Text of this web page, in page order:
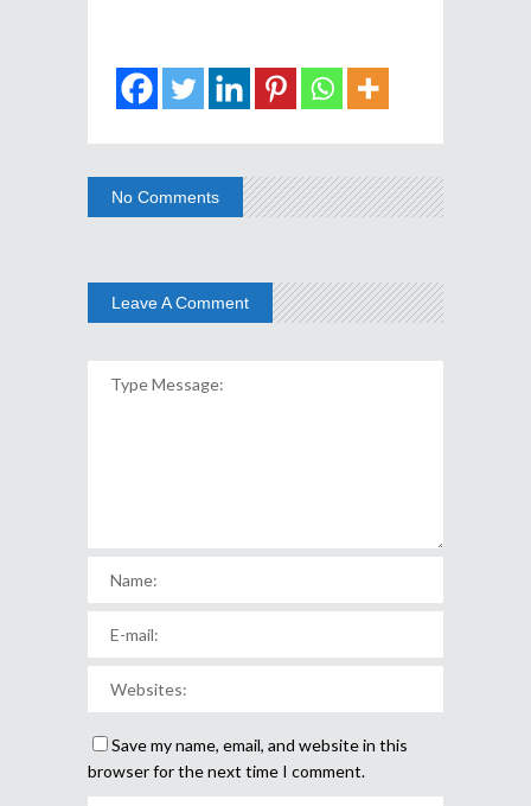
No Comments
Leave A Comment
Save my name, email, and website in this
browser for the next time I comment.